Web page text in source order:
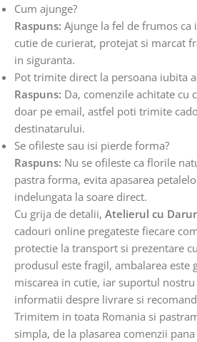
Cum ajunge?
Raspuns: Ajunge la fel de frumos ca
cutie de curierat, protejat si marcat
in siguranta.
Pot trimite direct la persoana iubita
Raspuns: Da, comenzile achitate cu
doar pe email, astfel poti trimite
destinatarului.
Se ofileste sau isi pierde forma?
Raspuns: Nu se ofileste ca florile
pastra forma, evita apasarea
indelungata la soare direct.
Cu grija de detalii, Atelierul cu
cadouri online pregateste fiecare
protectie la transport si prezentare
produsul este fragil, ambalarea este
miscarea in cutie, iar suportul
informatii despre livrare si
Trimitem in toata Romania si
simpla, de la plasarea comenzii